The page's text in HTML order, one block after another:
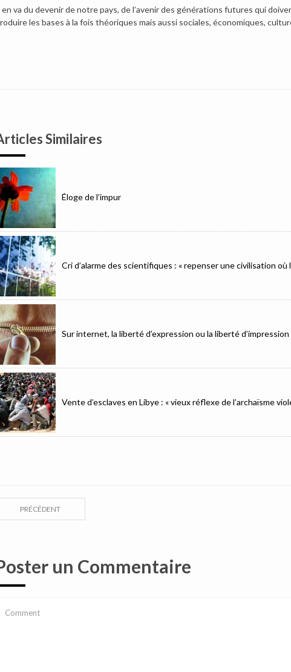
en va du devenir de notre pays, de l’avenir des générations futures qui
les bases à la fois théoriques mais aussi sociales, économiques,
Similaires
Éloge de l’impur
Cri d’alarme des scientifiques : « repenser une civilisation où
Sur internet, la liberté d’expression ou la liberté
Vente d’esclaves en Libye : « vieux réflexe de l’archaïsme
PRÉCÉDENT
un Commentaire